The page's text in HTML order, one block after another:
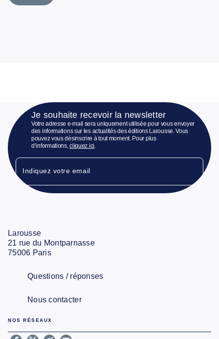
Je souhaite recevoir la newsletter
Votre adresse e-mail sera uniquement utilisée pour vous envoyer
des informations sur les actualités des éditions Larousse. Vous
pouvez vous désinscrire à tout moment. Pour plus
d’informations,cliquez ici.
Indiquez votre email
Larousse
21 rue du Montparnasse
75006 Paris
Questions / réponses
Nous contacter
NOS RÉSEAUX